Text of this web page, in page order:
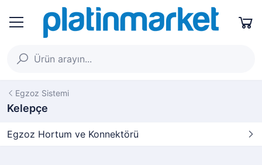
Egzoz Sistemi
Kelepçe
Egzoz Hortum ve Konnektörü